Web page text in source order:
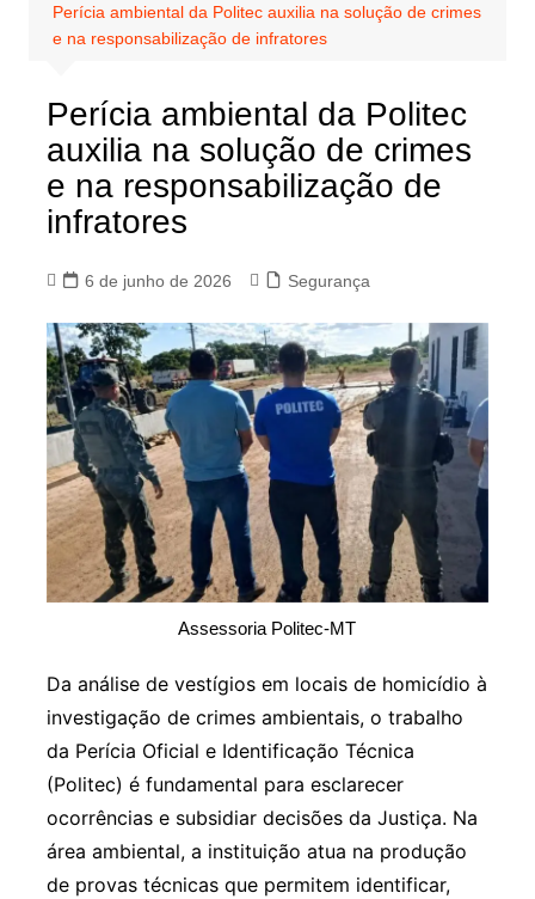
Perícia ambiental da Politec auxilia na solução de crimes
e na responsabilização de infratores
Perícia ambiental da Politec
auxilia na solução de crimes
e na responsabilização de
infratores
6 de junho de 2026 Segurança
Assessoria Politec-MT
Da análise de vestígios em locais de homicídio à
investigação de crimes ambientais, o trabalho
da Perícia Oficial e Identificação Técnica
(Politec) é fundamental para esclarecer
ocorrências e subsidiar decisões da Justiça. Na
área ambiental, a instituição atua na produção
de provas técnicas que permitem identificar,